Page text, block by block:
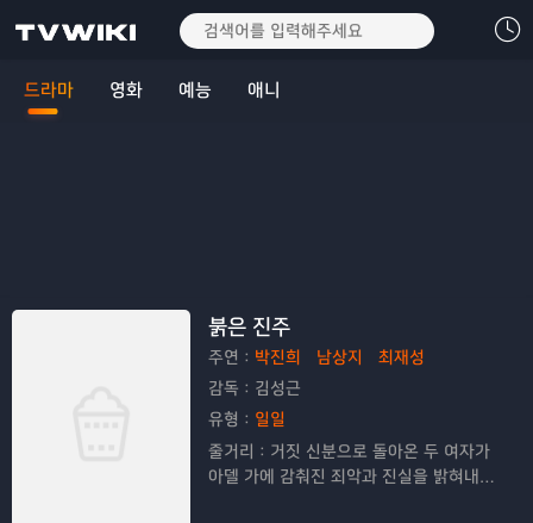
드라마 영화 예능 애니
붉은 진주
주연： 박진희 남상지
최재성
감독： 김성근
유형： 일일
줄거리： 거짓 신분으로 돌아온 두 여자가
아델 가에 감춰진 죄악과 진실을 밝혀내는